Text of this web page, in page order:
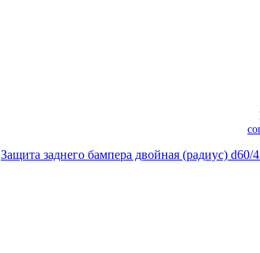
Защита заднего бампера двойная (радиус) d60/